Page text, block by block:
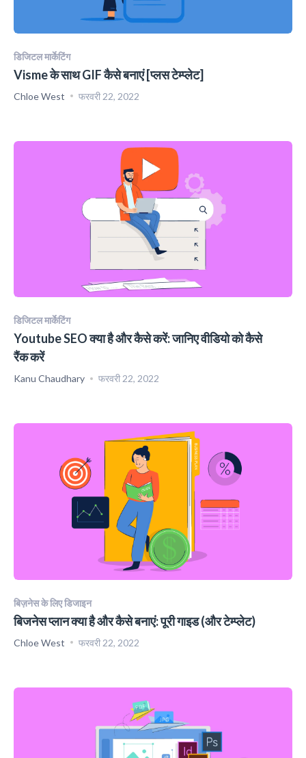
डिजिटल मार्केटिंग
Visme के साथ GIF कैसे बनाएं [प्लस टेम्प्लेट]
Chloe West फरवरी 22, 2022
डिजिटल मार्केटिंग
Youtube SEO क्या है और कैसे करें: जानिए वीडियो को कैसे
रैंक करें
Kanu Chaudhary फरवरी 22, 2022
बिज़नेस के लिए डिजाइन
बिजनेस प्लान क्या है और कैसे बनाएं: पूरी गाइड (और टेम्प्लेट)
Chloe West फरवरी 22, 2022